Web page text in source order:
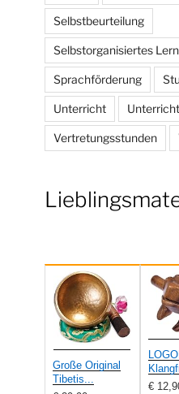
Selbstbeurteilung
Selbstorganisiertes
Sprachförderung
Unterricht
Vertretungsstunden
Große Original
Tibetis...
€